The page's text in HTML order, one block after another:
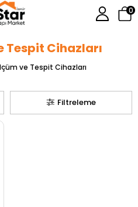
0
Tespit Cihazları
ve Tespit Cihazları
Filtreleme